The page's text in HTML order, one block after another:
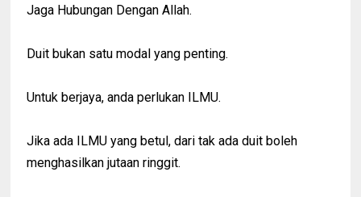
Jaga Hubungan Dengan Allah.
Duit bukan satu modal yang penting.
Untuk berjaya, anda perlukan ILMU.
Jika ada ILMU yang betul, dari tak ada duit boleh
menghasilkan jutaan ringgit.